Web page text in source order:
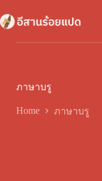
to
content
ภาษาบรู
Home ภาษาบรู